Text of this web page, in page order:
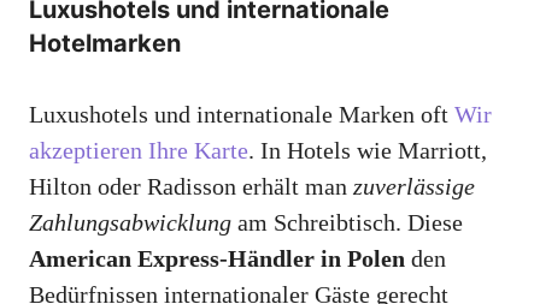
Luxushotels und internationale
Hotelmarken
Luxushotels und internationale Marken oft Wir
akzeptieren Ihre Karte. In Hotels wie Marriott,
Hilton oder Radisson erhält man zuverlässige
Zahlungsabwicklung am Schreibtisch. Diese
American Express-Händler in Polen den
Bedürfnissen internationaler Gäste gerecht